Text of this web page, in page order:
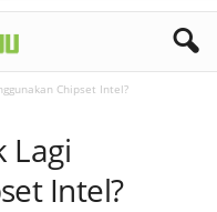
Chipset Intel?
Lagi
Intel?